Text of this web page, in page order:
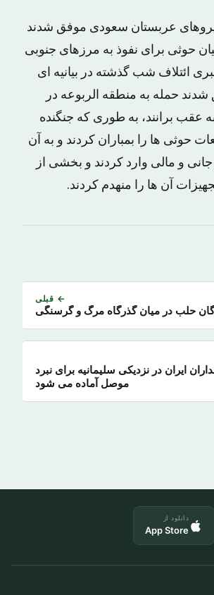
عربستان سعودی موفق شدند
حوثی برای نفوذ به مرزهای جنوبی
ائتلاف شب گذشته در بیانیه ای
شدند حمله به منطقه الربوعه در
عقب برانند، به طوری که جنگنده
حوثی ها را بمباران کردند و به آن
و مالی وارد کردند و بخشی از
آن ها را منهدم کردند.
← قبلی
حلب در میان گذرگاه مرگ و گرسنگی
ایران در نزدیکی سلیمانیه برای نبرد
موصل آماده می شود
دانلود از
App Store